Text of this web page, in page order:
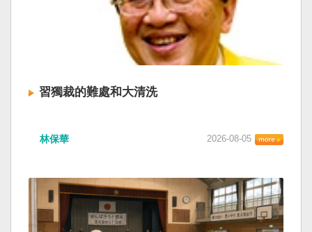
習獨裁的難處和大清洗
林保華 2026-08-05